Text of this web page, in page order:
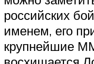
российских
именем, его
крупнейшие